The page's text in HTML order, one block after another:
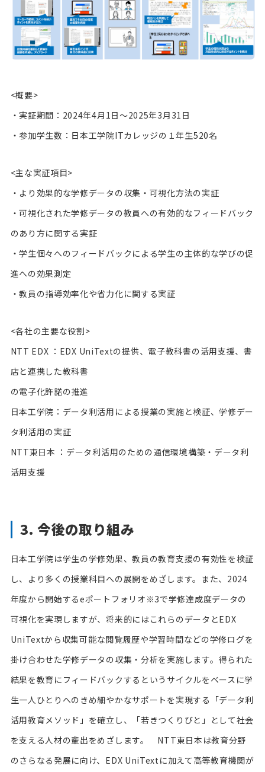
<概要>
・実証期間：2024年4月1日～2025年3月31日
・参加学生数：日本工学院ITカレッジの１年生520名
<主な実証項目>
・より効果的な学修データの収集・可視化方法の実証
・可視化された学修データの教員への有効的なフィードバック
のあり方に関する実証
・学生個々へのフィードバックによる学生の主体的な学びの促
進への効果測定
・教員の指導効率化や省力化に関する実証
<各社の主要な役割>
NTT EDX ：EDX UniTextの提供、電子教科書の活用支援、書
店と連携した教科書
の電子化許諾の推進
日本工学院：データ利活用による授業の実施と検証、学修デー
タ利活用の実証
NTT東日本 ：データ利活用のための通信環境構築・データ利
活用支援
3. 今後の取り組み
日本工学院は学生の学修効果、教員の教育支援の有効性を検証
し、より多くの授業科目への展開をめざします。また、2024
年度から開始するeポートフォリオ※3で学修達成度データの
可視化を実現しますが、将来的にはこれらのデータとEDX
UniTextから収集可能な閲覧履歴や学習時間などの学修ログを
掛け合わせた学修データの収集・分析を実施します。得られた
結果を教育にフィードバックするというサイクルをベースに学
生一人ひとりへのきめ細やかなサポートを実現する「データ利
活用教育メソッド」を確立し、「若きつくりびと」として社会
を支える人材の輩出をめざします。 NTT東日本は教育分野
のさらなる発展に向け、EDX UniTextに加えて高等教育機関が